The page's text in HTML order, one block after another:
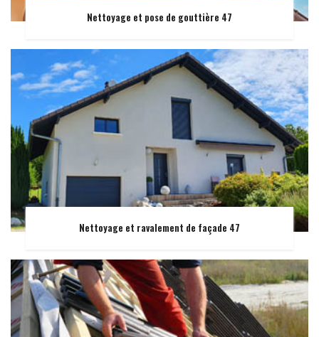
Nettoyage et pose de gouttière 47
Nettoyage et ravalement de façade 47